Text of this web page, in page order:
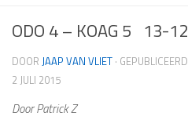
ODO 4 – KOAG 5 13-12
DOOR JAAP VAN VLIET · GEPUBLICEERD
2 JULI 2015
Door Patrick Z